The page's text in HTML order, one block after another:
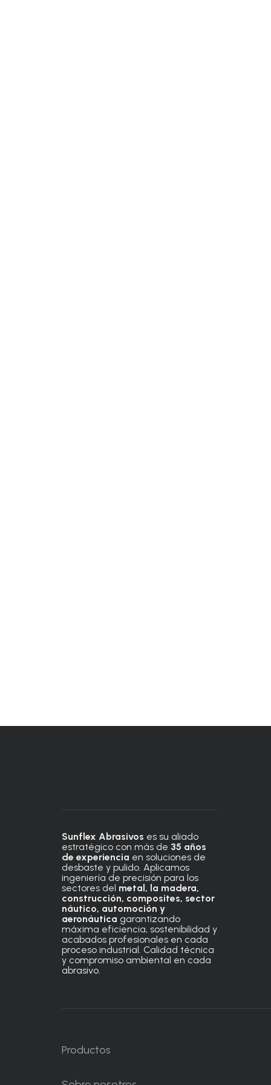
Sunflex Abrasivos es su aliado
estratégico con más de 35 años
de experiencia en soluciones de
desbaste y pulido. Aplicamos
ingeniería de precisión para los
sectores del metal, la madera,
construcción, composites, sector
náutico, automoción y
aeronáutica garantizando
máxima eficiencia, sostenibilidad y
acabados profesionales en cada
proceso industrial. Calidad técnica
y compromiso ambiental en cada
abrasivo.
Productos